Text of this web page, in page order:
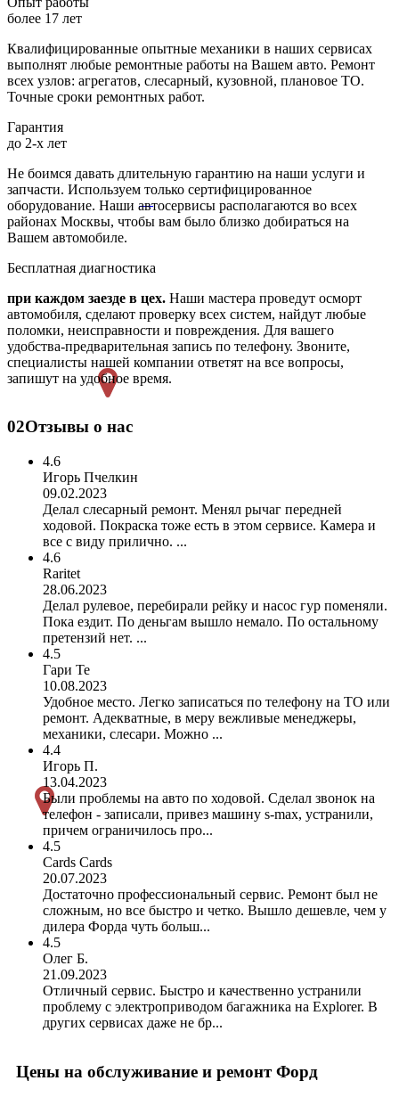
более 17 лет
Квалифицированные опытные механики в наших сервисах
выполнят любые ремонтные работы на Вашем авто. Ремонт
всех узлов: агрегатов, слесарный, кузовной, плановое ТО.
Точные сроки ремонтных работ.
Гарантия
до 2-х лет
Не боимся давать длительную гарантию на наши услуги и
запчасти. Используем только сертифицированное
оборудование. Наши автосервисы располагаются во всех
районах Москвы, чтобы вам было близко добираться на
Вашем автомобиле.
Бесплатная диагностика
при каждом заезде в цех. Наши мастера проведут осморт
автомобиля, сделают проверку всех систем, найдут любые
поломки, неисправности и повреждения. Для вашего
удобства-предварительная запись по телефону. Звоните,
специалисты нашей компании ответят на все вопросы,
запишут на удобное время.
02Отзывы о нас
4.6
Игорь Пчелкин
09.02.2023
Делал слесарный ремонт. Менял рычаг передней
ходовой. Покраска тоже есть в этом сервисе. Камера и
все с виду прилично. ...
4.6
Raritet
28.06.2023
Делал рулевое, перебирали рейку и насос гур поменяли.
Пока ездит. По деньгам вышло немало. По остальному
претензий нет. ...
4.5
Гари Те
10.08.2023
Удобное место. Легко записаться по телефону на ТО или
ремонт. Адекватные, в меру вежливые менеджеры,
механики, слесари. Можно ...
4.4
Игорь П.
13.04.2023
Были проблемы на авто по ходовой. Сделал звонок на
телефон - записали, привез машину s-max, устранили,
причем ограничилось про...
4.5
Cards Cards
20.07.2023
Достаточно профессиональный сервис. Ремонт был не
сложным, но все быстро и четко. Вышло дешевле, чем у
дилера Форда чуть больш...
4.5
Олег Б.
21.09.2023
Отличный сервис. Быстро и качественно устранили
проблему с электроприводом багажника на Explorer. В
других сервисах даже не бр...
Цены на обслуживание и ремонт Форд